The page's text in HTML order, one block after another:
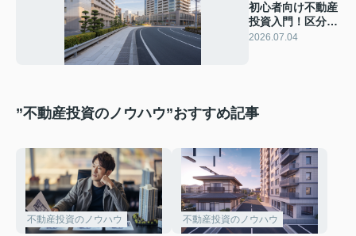
初心者向け不動産
投資入門！区分と
一棟の比較ポイン
2026.07.04
”不動産投資のノウハウ”おすすめ記事
不動産投資のノウハウ 不動産投資のノウハウ